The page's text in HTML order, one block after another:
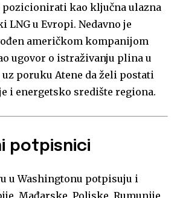
pozicionirati kao ključna ulazna
LNG u Evropi. Nedavno je
američkom kompanijom
ugovor o istraživanju plina u
poruku Atene da želi postati
i energetsko središte regiona.
potpisnici
u Washingtonu potpisuju i
Mađarske, Poljske, Rumunije,